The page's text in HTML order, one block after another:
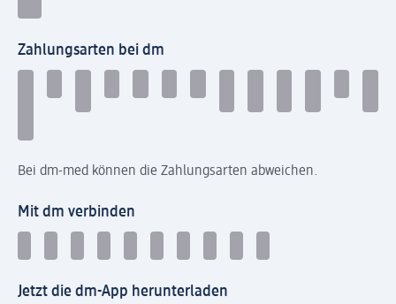
Zahlungsarten bei dm
Bei dm-med können die Zahlungsarten abweichen.
Mit dm verbinden
Jetzt die dm-App herunterladen